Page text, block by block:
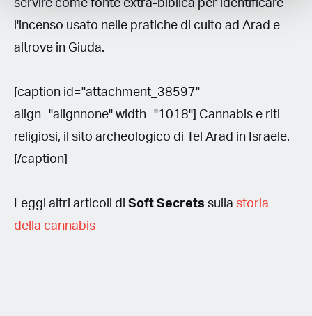
servire come fonte extra-biblica per identificare
l'incenso usato nelle pratiche di culto ad Arad e
altrove in Giuda.
[caption id="attachment_38597"
align="alignnone" width="1018"] Cannabis e riti
religiosi, il sito archeologico di Tel Arad in Israele.
[/caption]
Leggi altri articoli di Soft Secrets sulla storia
della cannabis